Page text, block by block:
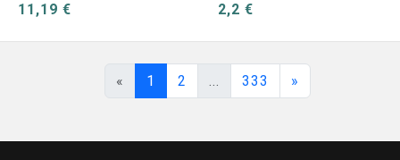
11,19 € 2,2 €
« 1 2 ... 333 »